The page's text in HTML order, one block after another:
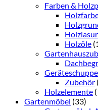
Farben &
Holzlasur
Holzöle
Zubehör
Holzelemente
Gartenmöbel (33)